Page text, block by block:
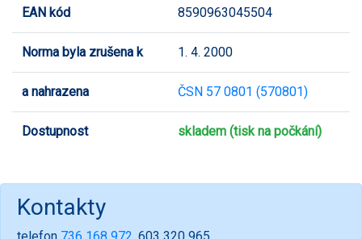
EAN kód 8590963045504
Norma byla zrušena k 1. 4. 2000
a nahrazena ČSN 57 0801 (570801)
Dostupnost skladem (tisk na počkání)
Kontakty
telefon 736 168 972 , 603 320 965